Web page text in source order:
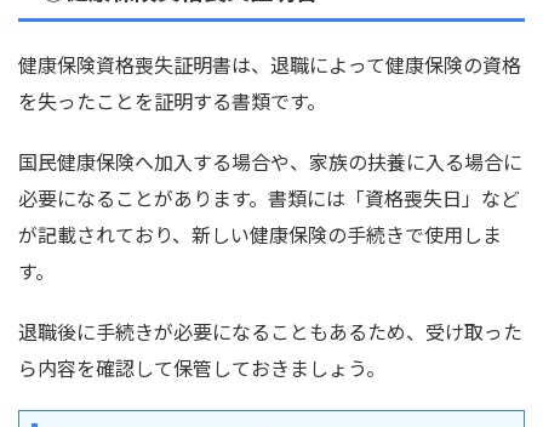
健康保険資格喪失証明書は、退職によって健康保険の資格
を失ったことを証明する書類です。
国民健康保険へ加入する場合や、家族の扶養に入る場合に
必要になることがあります。書類には「資格喪失日」など
が記載されており、新しい健康保険の手続きで使用しま
す。
退職後に手続きが必要になることもあるため、受け取った
ら内容を確認して保管しておきましょう。